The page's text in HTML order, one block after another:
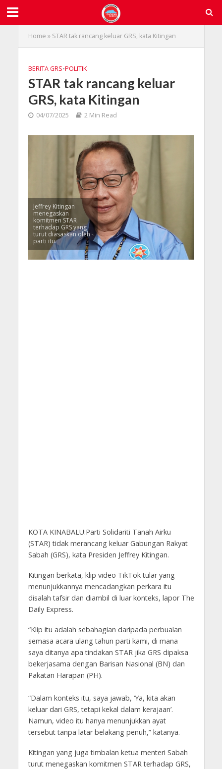
Home » STAR tak rancang keluar GRS, kata Kitingan
BERITA GRS•POLITIK
STAR tak rancang keluar
GRS, kata Kitingan
04/07/2025 2 Min Read
Jeffrey Kitingan
menegaskan
komitmen STAR
terhadap GRS yang
turut diasaskan oleh
parti itu.
KOTA KINABALU:Parti Solidariti Tanah Airku
(STAR) tidak merancang keluar Gabungan Rakyat
Sabah (GRS), kata Presiden Jeffrey Kitingan.
Kitingan berkata, klip video TikTok tular yang
menunjukkannya mencadangkan perkara itu
disalah tafsir dan diambil di luar konteks, lapor The
Daily Express.
“Klip itu adalah sebahagian daripada perbualan
semasa acara ulang tahun parti kami, di mana
saya ditanya apa tindakan STAR jika GRS dipaksa
bekerjasama dengan Barisan Nasional (BN) dan
Pakatan Harapan (PH).
“Dalam konteks itu, saya jawab, ‘Ya, kita akan
keluar dari GRS, tetapi kekal dalam kerajaan’.
Namun, video itu hanya menunjukkan ayat
tersebut tanpa latar belakang penuh,” katanya.
Kitingan yang juga timbalan ketua menteri Sabah
turut menegaskan komitmen STAR terhadap GRS,